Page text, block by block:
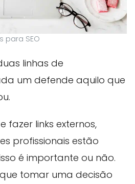
para SEO
linhas de
um defende aquilo que
fazer links externos,
profissionais estão
é importante ou não.
tomar uma decisão